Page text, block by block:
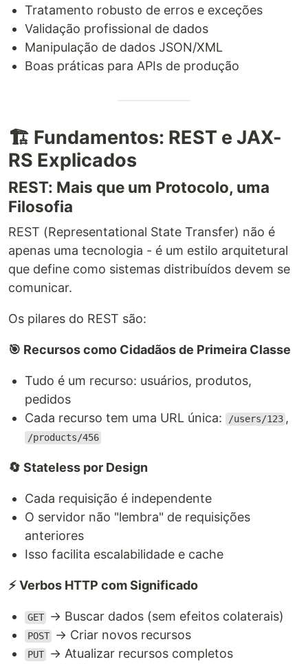
Tratamento robusto de erros e exceções
Validação profissional de dados
Manipulação de dados JSON/XML
Boas práticas para APIs de produção
🏗️ Fundamentos: REST e JAX-
RS Explicados
REST: Mais que um Protocolo, uma
Filosofia
REST (Representational State Transfer) não é
apenas uma tecnologia - é um estilo arquitetural
que define como sistemas distribuídos devem se
comunicar.
Os pilares do REST são:
🎯 Recursos como Cidadãos de Primeira Classe
Tudo é um recurso: usuários, produtos,
pedidos
Cada recurso tem uma URL única:
/users/123 ,
/products/456
🔄 Stateless por Design
Cada requisição é independente
O servidor não "lembra" de requisições
anteriores
Isso facilita escalabilidade e cache
⚡ Verbos HTTP com Significado
GET → Buscar dados (sem efeitos colaterais)
POST → Criar novos recursos
PUT → Atualizar recursos completos